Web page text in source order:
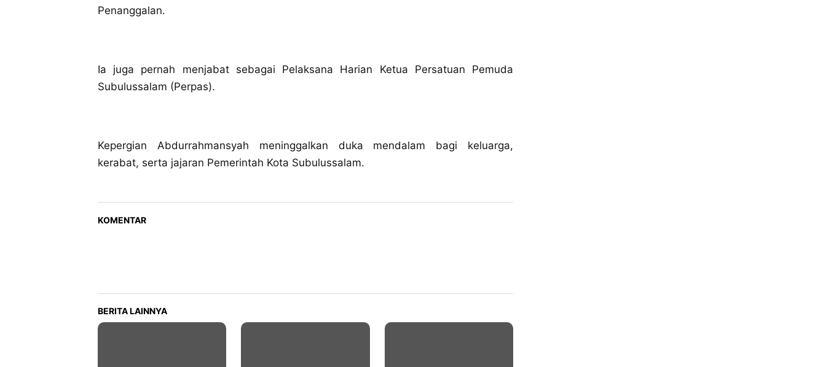
Penanggalan.
‎Ia juga pernah menjabat sebagai Pelaksana Harian Ketua Persatuan Pemuda
Subulussalam (Perpas).
‎Kepergian Abdurrahmansyah meninggalkan duka mendalam bagi keluarga,
kerabat, serta jajaran Pemerintah Kota Subulussalam.
KOMENTAR
BERITA LAINNYA